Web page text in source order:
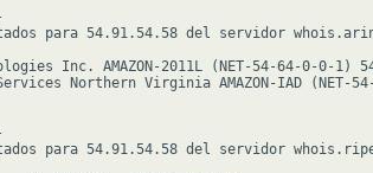
para 54.91.54.58 del servidor
Inc. AMAZON-2011L (NET-54-64-0-0-
Services Northern Virginia AMAZON-IAD
para 54.91.54.58 del servidor